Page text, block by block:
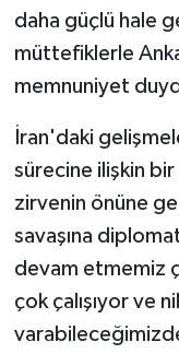
daha güçlü hale
müttefiklerle
memnuniyet
İran'daki
sürecine ilişkin
zirvenin önüne
savaşına
devam etmemiz
çok çalışıyor ve